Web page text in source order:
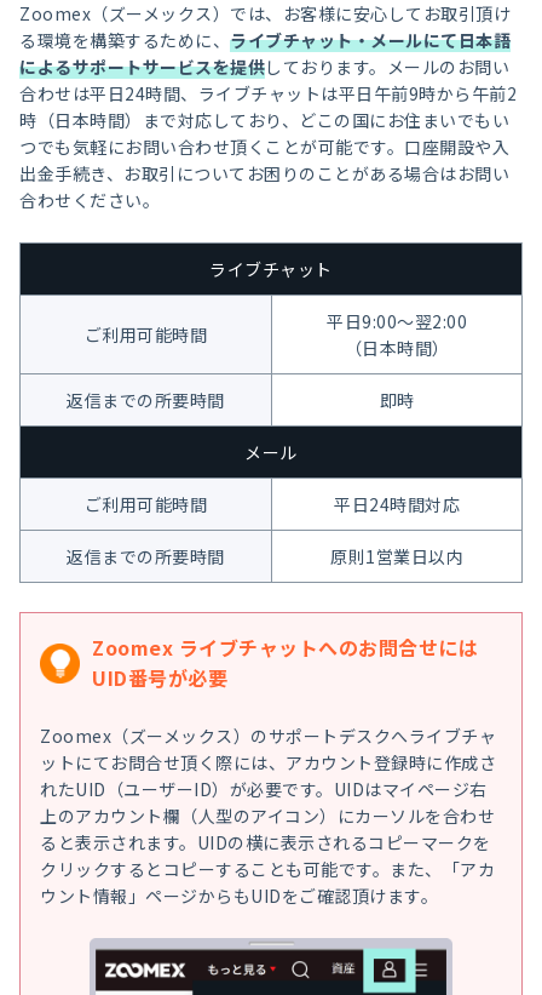
Zoomex（ズーメックス）では、お客様に安心してお取引頂け
る環境を構築するために、 ライブチャット・メールにて日本語
によるサポートサービスを提供しております。メールのお問い
合わせは平日24時間、ライブチャットは平日午前9時から午前2
時（日本時間）まで対応しており、どこの国にお住まいでもい
つでも気軽にお問い合わせ頂くことが可能です。口座開設や入
出金手続き、お取引についてお困りのことがある場合はお問い
合わせください。
ライブチャット
ご利用可能時間
平日9:00〜翌2:00
（日本時間）
返信までの所要時間 即時
メール
ご利用可能時間 平日24時間対応
返信までの所要時間 原則1営業日以内
Zoomex ライブチャットへのお問合せには
UID番号が必要
Zoomex（ズーメックス）のサポートデスクへライブチャ
ットにてお問合せ頂く際には、アカウント登録時に作成さ
れたUID（ユーザーID）が必要です。UIDはマイページ右
上のアカウント欄（人型のアイコン）にカーソルを合わせ
ると表示されます。UIDの横に表示されるコピーマークを
クリックするとコピーすることも可能です。また、「アカ
ウント情報」ページからもUIDをご確認頂けます。